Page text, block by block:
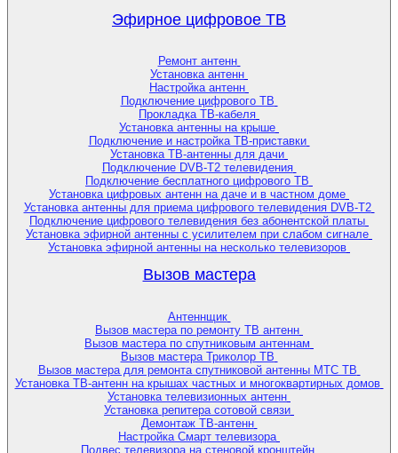
Эфирное цифровое ТВ
Ремонт антенн
Установка антенн
Настройка антенн
Подключение цифрового ТВ
Прокладка ТВ-кабеля
Установка антенны на крыше
Подключение и настройка ТВ-приставки
Установка ТВ-антенны для дачи
Подключение DVB-T2 телевидения
Подключение бесплатного цифрового ТВ
Установка цифровых антенн на даче и в частном доме
Установка антенны для приема цифрового телевидения DVB-T2
Подключение цифрового телевидения без абонентской платы
Установка эфирной антенны с усилителем при слабом сигнале
Установка эфирной антенны на несколько телевизоров
Вызов мастера
Антеннщик
Вызов мастера по ремонту ТВ антенн
Вызов мастера по спутниковым антеннам
Вызов мастера Триколор ТВ
Вызов мастера для ремонта спутниковой антенны МТС ТВ
Установка ТВ-антенн на крышах частных и многоквартирных домов
Установка телевизионных антенн
Установка репитера сотовой связи
Демонтаж ТВ-антенн
Настройка Смарт телевизора
Подвес телевизора на стеновой кронштейн